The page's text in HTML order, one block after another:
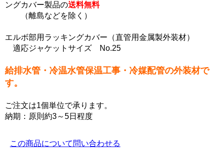
ングカバー製品の送料無料
（離島などを除く）
エルボ部用ラッキングカバー（直管用金属製外装材）
適応ジャケットサイズ No.25
給排水管・冷温水管保温工事・冷媒配管の外装材で
す。
ご注文は1個単位で承ります。
納期：原則約3～5日程度
この商品について問い合わせる